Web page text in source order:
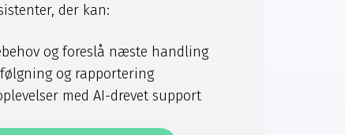
der kan:
og foreslå næste handling
og rapportering
med AI-drevet support